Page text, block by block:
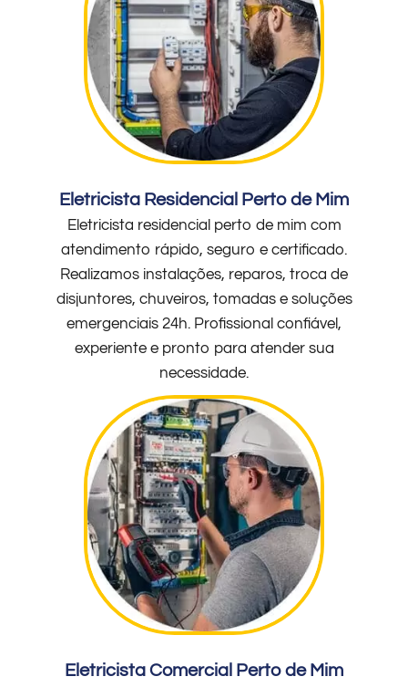
Eletricista Residencial Perto de Mim
Eletricista residencial perto de mim com
atendimento rápido, seguro e certificado.
Realizamos instalações, reparos, troca de
disjuntores, chuveiros, tomadas e soluções
emergenciais 24h. Profissional confiável,
experiente e pronto para atender sua
necessidade.
Eletricista Comercial Perto de Mim